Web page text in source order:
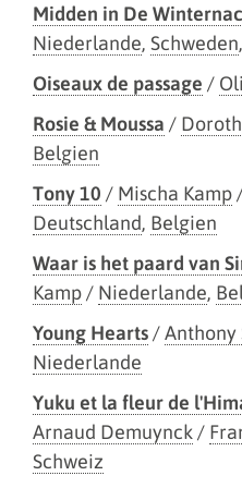
Midden in De
Niederlande, Schweden,
Oiseaux de passage /
Rosie & Moussa /
Belgien
Tony 10 / Mischa Kamp
Deutschland, Belgien
Waar is het paard van
Kamp/ Niederlande,
Young Hearts/Anthony
Niederlande
Yuku et la fleur de
Arnaud Demuynck /
Schweiz